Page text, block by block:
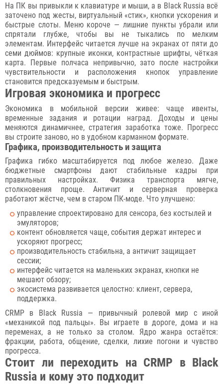
На ПК вы привыкли к клавиатуре и мыши, а в Black Russia всё
заточено под жесты, виртуальный «стик», кнопки ускорения и
быстрые слоты. Меню короче — лишние пункты убрали или
спрятали глубже, чтобы вы не тыкались по мелким
элементам. Интерфейс читается лучше на экранах от пяти до
семи дюймов: крупные иконки, контрастные шрифты, чёткая
карта. Первые полчаса непривычно, зато после настройки
чувствительности и расположения кнопок управление
становится предсказуемым и быстрым.
Игровая экономика и прогресс
Экономика в мобильной версии живее: чаще ивенты,
временные задания и ротации наград. Доходы и цены
меняются динамичнее, стратегия заработка тоже. Прогресс
вы строите заново, но в удобном карманном формате.
Графика, производительность и защита
Графика гибко масштабируется под любое железо. Даже
бюджетные смартфоны дают стабильные кадры при
правильных настройках. Физика транспорта мягче,
столкновения проще. Античит и серверная проверка
работают жёстче, чем в старом ПК-моде. Что улучшено:
управление спроектировано для сенсора, без костылей и
эмуляторов;
контент обновляется чаще, события держат интерес и
ускоряют прогресс;
производительность стабильна, а античит защищает
сессии;
интерфейс читается на маленьких экранах, кнопки не
мешают обзору;
экосистема развивается целостно: клиент, сервера,
поддержка.
CRMP в Black Russia — привычный ролевой мир с иной
«механикой под пальцы». Вы играете в дороге, дома и на
переменах, а не только за столом. Ядро жанра остаётся:
фракции, работа, общение, сделки, лихие погони и чувство
прогресса.
Стоит ли переходить на CRMP в Black
Russia и кому это подходит